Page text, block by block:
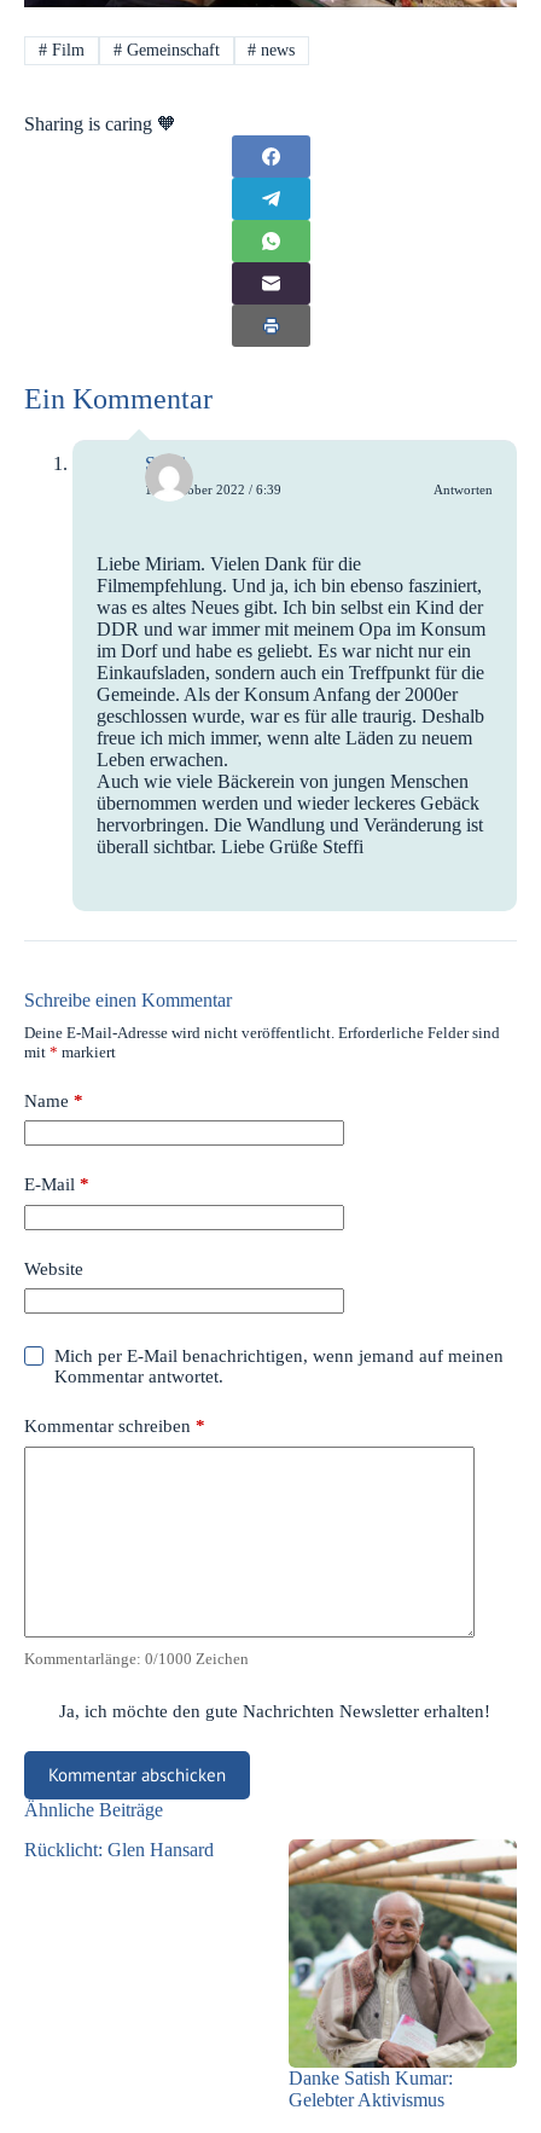
#Film #Gemeinschaft # news
Sharing is caring 🧡
Ein Kommentar
Steffi
14. Oktober 2022 / 6:39 Antworten
Liebe Miriam. Vielen Dank für die
Filmempfehlung. Und ja, ich bin ebenso fasziniert,
was es altes Neues gibt. Ich bin selbst ein Kind der
DDR und war immer mit meinem Opa im Konsum
im Dorf und habe es geliebt. Es war nicht nur ein
Einkaufsladen, sondern auch ein Treffpunkt für die
Gemeinde. Als der Konsum Anfang der 2000er
geschlossen wurde, war es für alle traurig. Deshalb
freue ich mich immer, wenn alte Läden zu neuem
Leben erwachen.
Auch wie viele Bäckerein von jungen Menschen
übernommen werden und wieder leckeres Gebäck
hervorbringen. Die Wandlung und Veränderung ist
überall sichtbar. Liebe Grüße Steffi
Schreibe einen Kommentar
Deine E-Mail-Adresse wird nicht veröffentlicht. Erforderliche Felder sind
mit * markiert
Name *
E-Mail *
Website
Mich per E-Mail benachrichtigen, wenn jemand auf meinen
Kommentar antwortet.
Kommentar schreiben *
Kommentarlänge: 0/1000 Zeichen
Ja, ich möchte den gute Nachrichten Newsletter erhalten!
Kommentar abschicken
Ähnliche Beiträge
Rücklicht: Glen Hansard
Danke Satish Kumar:
Gelebter Aktivismus